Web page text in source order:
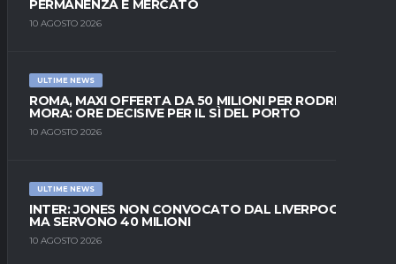
PERMANENZA E MERCATO
10 AGOSTO 2026
ULTIME NEWS
ROMA, MAXI OFFERTA DA 50 MILIONI PER RODRIGO
MORA: ORE DECISIVE PER IL SÌ DEL PORTO
10 AGOSTO 2026
ULTIME NEWS
INTER: JONES NON CONVOCATO DAL LIVERPOOL,
MA SERVONO 40 MILIONI
10 AGOSTO 2026